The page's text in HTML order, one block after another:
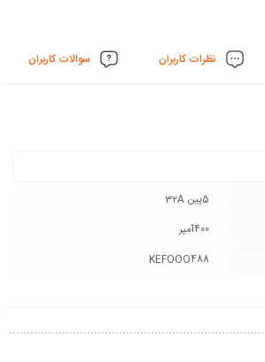
نظرات کاربران سوالات کاربران
5پین 32A
400آمپر
KEFOOO488